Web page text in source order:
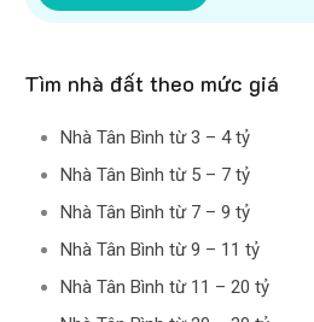
Tìm nhà đất theo mức giá
Nhà Tân Bình từ 3 – 4 tỷ
Nhà Tân Bình từ 5 – 7 tỷ
Nhà Tân Bình từ 7 – 9 tỷ
Nhà Tân Bình từ 9 – 11 tỷ
Nhà Tân Bình từ 11 – 20 tỷ